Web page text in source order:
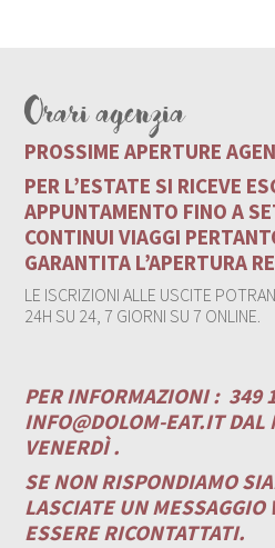
Orari agenzia
PROSSIME APERTURE
PER L’ESTATE SI RICEVE
APPUNTAMENTO FINO A
CONTINUI VIAGGI
GARANTITA L’APERTURA
LE ISCRIZIONI ALLE USCITE
24H SU 24, 7 GIORNI SU 7 ONLINE.
PER INFORMAZIONI : 349
INFO@DOLOM-EAT.ITDAL
VENERDÌ .
SE NON RISPONDIAMO
LASCIATE UN MESSAGGIO
ESSERE RICONTATTATI.